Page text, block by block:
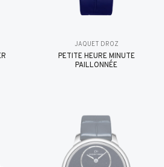
JAQUET DROZ
PETITE HEURE MINUTE
PAILLONNÉE